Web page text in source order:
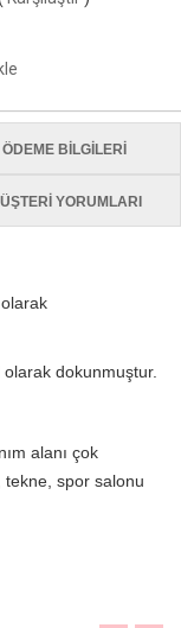
ÖDEME BİLGİLERİ
YORUMLARI
dokunmuştur.
alanı çok
spor salonu